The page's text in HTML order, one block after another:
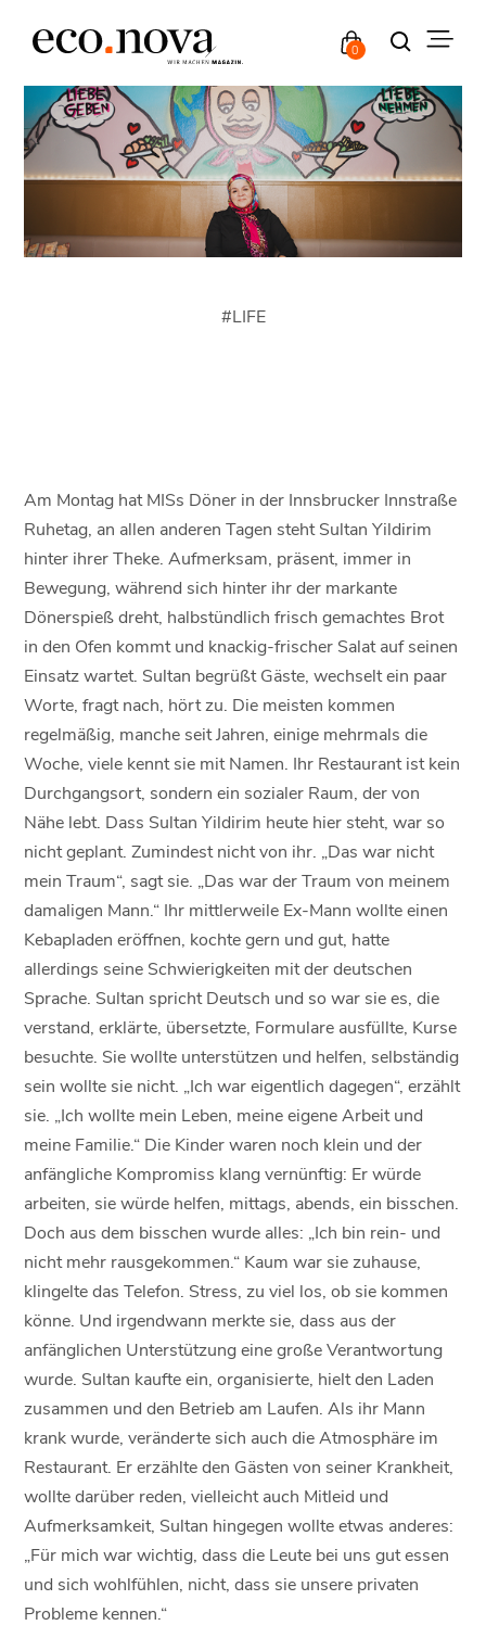
0
#LIFE
Am Montag hat MISs Döner in der Innsbrucker Innstraße
Ruhetag, an allen anderen Tagen steht Sultan Yildirim
hinter ihrer Theke. Aufmerksam, präsent, immer in
Bewegung, während sich hinter ihr der markante
Dönerspieß dreht, halbstündlich frisch gemachtes Brot
in den Ofen kommt und knackig-frischer Salat auf seinen
Einsatz wartet. Sultan begrüßt Gäste, wechselt ein paar
Worte, fragt nach, hört zu. Die meisten kommen
regelmäßig, manche seit Jahren, einige mehrmals die
Woche, viele kennt sie mit Namen. Ihr Restaurant ist kein
Durchgangsort, sondern ein sozialer Raum, der von
Nähe lebt. Dass Sultan Yildirim heute hier steht, war so
nicht geplant. Zumindest nicht von ihr. „Das war nicht
mein Traum“, sagt sie. „Das war der Traum von meinem
damaligen Mann.“ Ihr mittlerweile Ex-Mann wollte einen
Kebapladen eröffnen, kochte gern und gut, hatte
allerdings seine Schwierigkeiten mit der deutschen
Sprache. Sultan spricht Deutsch und so war sie es, die
verstand, erklärte, übersetzte, Formulare ausfüllte, Kurse
besuchte. Sie wollte unterstützen und helfen, selbständig
sein wollte sie nicht. „Ich war eigentlich dagegen“, erzählt
sie. „Ich wollte mein Leben, meine eigene Arbeit und
meine Familie.“ Die Kinder waren noch klein und der
anfängliche Kompromiss klang vernünftig: Er würde
arbeiten, sie würde helfen, mittags, abends, ein bisschen.
Doch aus dem bisschen wurde alles: „Ich bin rein- und
nicht mehr rausgekommen.“ Kaum war sie zuhause,
klingelte das Telefon. Stress, zu viel los, ob sie kommen
könne. Und irgendwann merkte sie, dass aus der
anfänglichen Unterstützung eine große Verantwortung
wurde. Sultan kaufte ein, organisierte, hielt den Laden
zusammen und den Betrieb am Laufen. Als ihr Mann
krank wurde, veränderte sich auch die Atmosphäre im
Restaurant. Er erzählte den Gästen von seiner Krankheit,
wollte darüber reden, vielleicht auch Mitleid und
Aufmerksamkeit, Sultan hingegen wollte etwas anderes:
„Für mich war wichtig, dass die Leute bei uns gut essen
und sich wohlfühlen, nicht, dass sie unsere privaten
Probleme kennen.“